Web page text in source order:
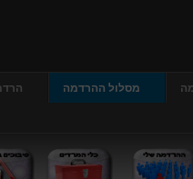
מסלול ההרדמה